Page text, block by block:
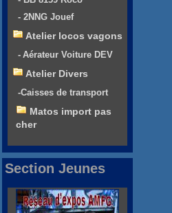
- 2NNG Jouef
Atelier locos vagons
- Aérateur Voiture DEV
Atelier Divers
-Caisses de transport
Matos import pas
cher
Section Jeunes